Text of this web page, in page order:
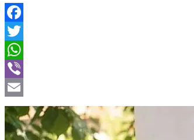
Facebook
Twitter
WhatsApp
Viber
Email